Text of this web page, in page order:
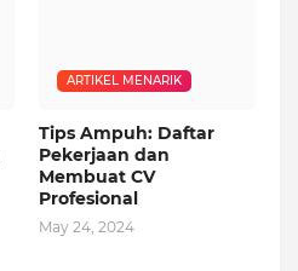
ARTIKEL MENARIK
Tips Ampuh: Daftar
Pekerjaan dan
Membuat CV
Profesional
May 24, 2024